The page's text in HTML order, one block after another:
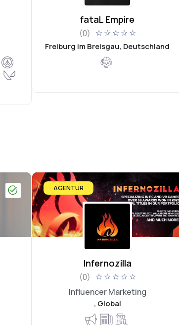
fataL Empire
(0) ☆ ☆ ☆ ☆ ☆
Freiburg im Breisgau, Deutschland
AGENTUR
Infernozilla
(0) ☆ ☆ ☆ ☆ ☆
Influencer Marketing
, Global